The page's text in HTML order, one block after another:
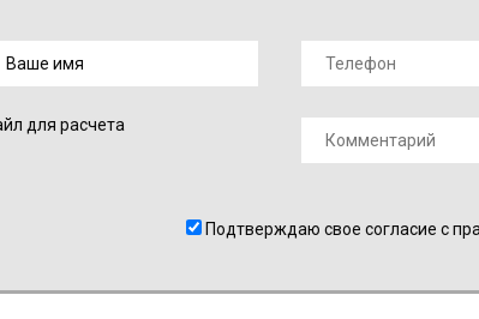
для расчета
Подтверждаю свое согласие с